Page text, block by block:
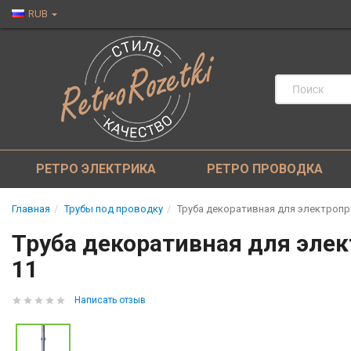
RUB
РЕТРО ЭЛЕКТРИКА РЕТРО ПРОВОДКА
Главная Трубы под проводку Труба декоративная для
Труба декоративная для
11
Написать отзыв